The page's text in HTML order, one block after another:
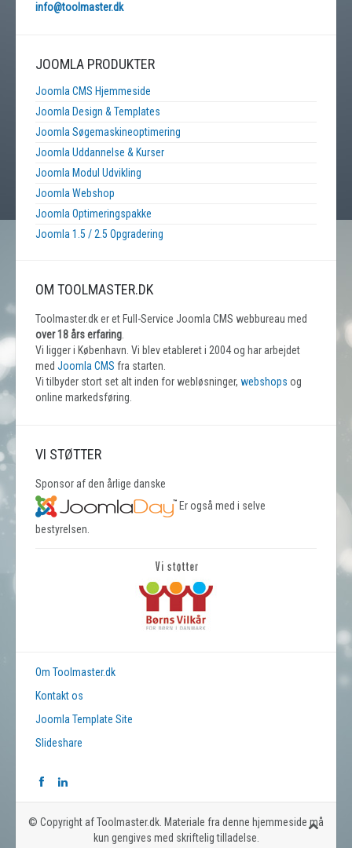
info@toolmaster.dk
JOOMLA PRODUKTER
Joomla CMS Hjemmeside
Joomla Design & Templates
Joomla Søgemaskineoptimering
Joomla Uddannelse & Kurser
Joomla Modul Udvikling
Joomla Webshop
Joomla Optimeringspakke
Joomla 1.5 / 2.5 Opgradering
OM TOOLMASTER.DK
Toolmaster.dk er et Full-Service Joomla CMS webbureau med
over 18 års erfaring
Vi ligger i København. Vi blev etableret i 2004 og har arbejdet
med Joomla CMS fra starten.
Vi tilbyder stort set alt inden for webløsninger, webshops og
online markedsføring.
VI STØTTER
Sponsor af den årlige danske
Er også med i selve
bestyrelsen.
Om Toolmaster.dk
Kontakt os
Joomla Template Site
Slideshare
© Copyright af Toolmaster.dk. Materiale fra denne hjemmeside må
kun gengives med skriftelig tilladelse.